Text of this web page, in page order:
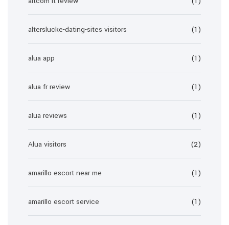
alterslucke-dating-sites visitors (1)
alua app (1)
alua fr review (1)
alua reviews (1)
Alua visitors (2)
amarillo escort near me (1)
amarillo escort service (1)